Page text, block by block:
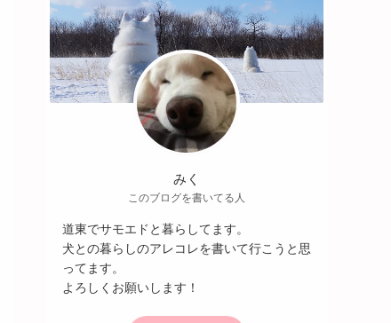
みく
このブログを書いてる人
道東でサモエドと暮らしてます。
犬との暮らしのアレコレを書いて行こうと思
ってます。
よろしくお願いします！